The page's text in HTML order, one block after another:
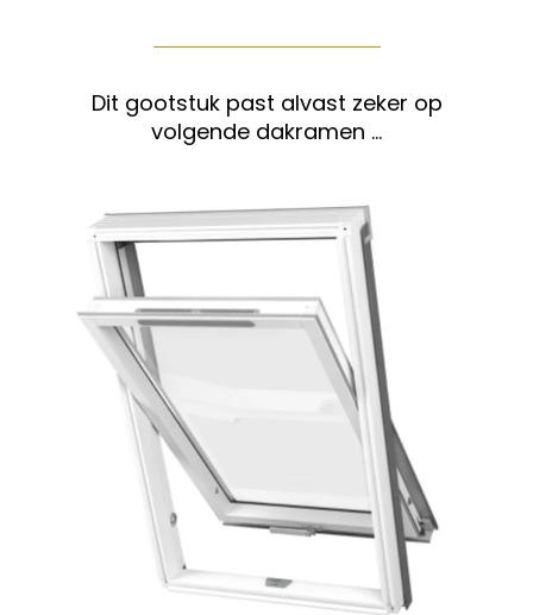
Dit gootstuk past alvast zeker op
volgende dakramen …